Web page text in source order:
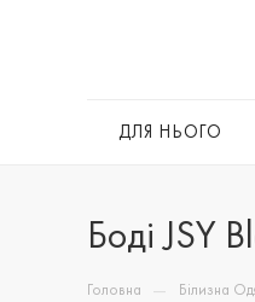
ДЛЯ НЬОГО
Боді JSY
Головна — Білизна